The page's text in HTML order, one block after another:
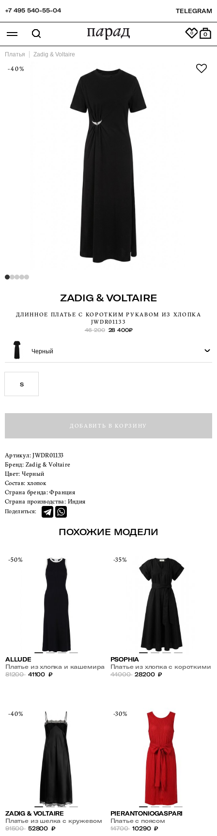
+7 495 540-55-04 TELEGRAM
0
Платья Zadig & Voltaire
-40%
ZADIG & VOLTAIRE
ДЛИННОЕ ПЛАТЬЕ С КОРОТКИМ РУКАВОМ ИЗ ХЛОПКА
JWDR01133
46 200 28 400₽
Черный
S
ДОБАВИТЬ В КОРЗИНУ
Артикул:JWDR01133
Бренд:
Zadig & Voltaire
Цвет:
Черный
Состав: хлопок
Страна бренда: Франция
Страна производства: Индия
Поделиться:
ПОХОЖИЕ МОДЕЛИ
-50%
ALLUDE
Платье из хлопка и кашемира
81200 41100 ₽
-35%
PSOPHIA
Платье из хлопка с короткими
рукавами
44000 28200 ₽
-40%
ZADIG & VOLTAIRE
Платье из шелка с кружевом
91500 52800 ₽
-30%
PIERANTONIOGASPARI
Платье с поясом
14700 10290 ₽